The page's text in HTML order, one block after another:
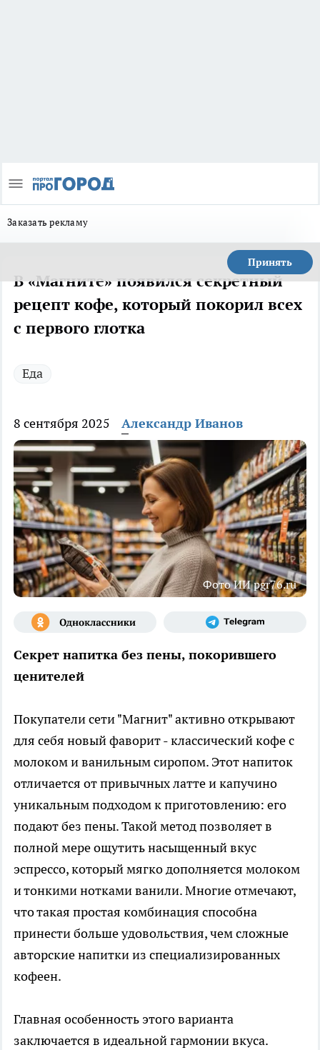
Заказать рекламу
Принять
В «Магните» появился секретный
рецепт кофе, который покорил всех
с первого глотка
Еда
8 сентября 2025 Александр Иванов
Фото ИИ pgr76.ru
Секрет напитка без пены, покорившего
ценителей
Покупатели сети "Магнит" активно открывают
для себя новый фаворит - классический кофе с
молоком и ванильным сиропом. Этот напиток
отличается от привычных латте и капучино
уникальным подходом к приготовлению: его
подают без пены. Такой метод позволяет в
полной мере ощутить насыщенный вкус
эспрессо, который мягко дополняется молоком
и тонкими нотками ванили. Многие отмечают,
что такая простая комбинация способна
принести больше удовольствия, чем сложные
авторские напитки из специализированных
кофеен.
Главная особенность этого варианта
заключается в идеальной гармонии вкуса.